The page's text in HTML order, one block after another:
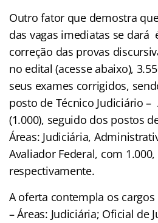
Outro fator que demostra
das vagas imediatas se dará
correção das provas
no edital (acesse abaixo),
seus exames corrigidos,
posto de Técnico Judiciário
(1.000), seguido dos postos
Áreas: Judiciária,
Avaliador Federal, com 1.000,
respectivamente.
A oferta contempla os
– Áreas: Judiciária; Oficial de